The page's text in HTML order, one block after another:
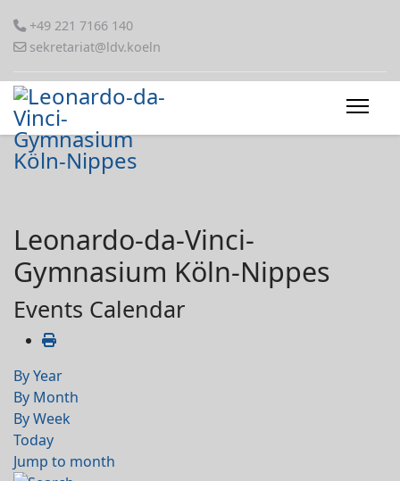
+49 221 7166 140
sekretariat@ldv.koeln
Leonardo-da-Vinci-
Gymnasium Köln-Nippes
Events Calendar
By Year
By Month
By Week
Today
Jump to month